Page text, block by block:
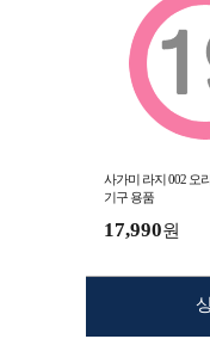
사가미 라지 002 오
기구 용품
17,990원